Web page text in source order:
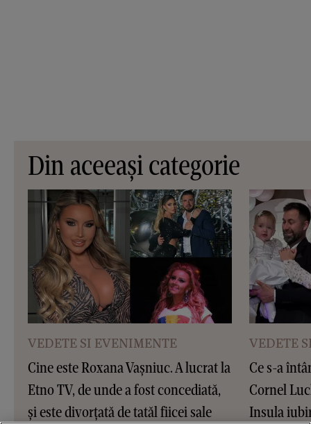
Din aceeași categorie
VEDETE SI EVENIMENTE
Cine este Roxana Vașniuc. A lucrat la
Etno TV, de unde a fost concediată,
și este divorțată de tatăl fiicei sale
VEDETE
Ce s-a
Cornel
Insula